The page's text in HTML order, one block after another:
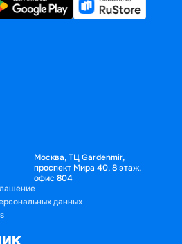
Москва, ТЦ Gardenmir,
проспект Мира 40, 8 этаж,
офис 804
данных